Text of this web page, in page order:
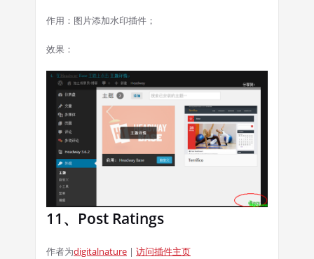
作用：图片添加水印插件；
效果：
11、Post Ratings
作者为digitalnature | 访问插件主页